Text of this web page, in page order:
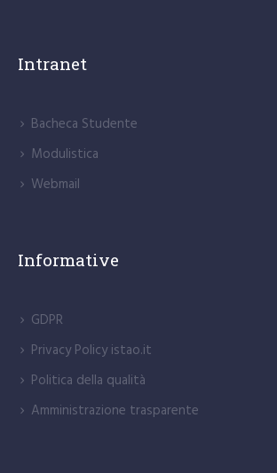
Intranet
Bacheca Studente
Modulistica
Webmail
Informative
GDPR
Privacy Policy istao.it
Politica della qualità
Amministrazione trasparente